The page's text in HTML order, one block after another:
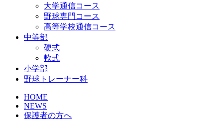
大学通信コース
野球専門コース
高等学校通信コース
中等部
硬式
軟式
小学部
野球トレーナー科
HOME
NEWS
保護者の方へ